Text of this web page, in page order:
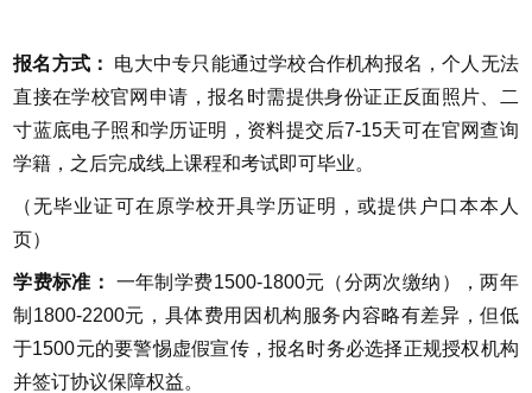
报名方式：
电大中专只能通过学校合作机构报名，个人无法
直接在学校官网申请，报名时需提供身份证正反面照片、二
寸蓝底电子照和学历证明，资料提交后7-15天可在官网查询
学籍，之后完成线上课程和考试即可毕业。
（无毕业证可在原学校开具学历证明，或提供户口本本人
页）
学费标准： 一年制学费1500-1800元（分两次缴纳），两年
制1800-2200元，具体费用因机构服务内容略有差异，但低
于1500元的要警惕虚假宣传，报名时务必选择正规授权机构
并签订协议保障权益。